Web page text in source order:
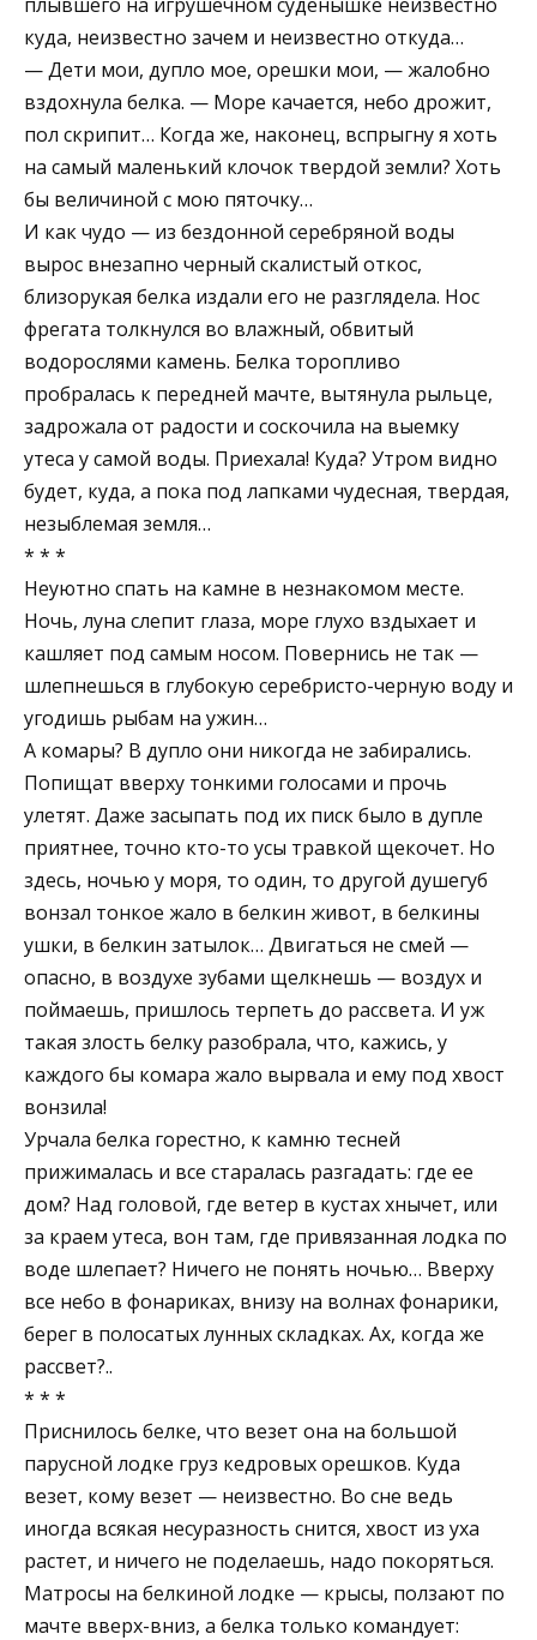
куда, неизвестно зачем и неизвестно откуда…
— Дети мои, дупло мое, орешки мои, — жалобно
вздохнула белка. — Море качается, небо дрожит,
пол скрипит… Когда же, наконец, вспрыгну я хоть
на самый маленький клочок твердой земли? Хоть
бы величиной с мою пяточку…
И как чудо — из бездонной серебряной воды
вырос внезапно черный скалистый откос,
близорукая белка издали его не разглядела. Нос
фрегата толкнулся во влажный, обвитый
водорослями камень. Белка торопливо
пробралась к передней мачте, вытянула рыльце,
задрожала от радости и соскочила на выемку
утеса у самой воды. Приехала! Куда? Утром видно
будет, куда, а пока под лапками чудесная, твердая,
незыблемая земля…
* * *
Неуютно спать на камне в незнакомом месте.
Ночь, луна слепит глаза, море глухо вздыхает и
кашляет под самым носом. Повернись не так —
шлепнешься в глубокую серебристо-черную воду и
угодишь рыбам на ужин…
А комары? В дупло они никогда не забирались.
Попищат вверху тонкими голосами и прочь
улетят. Даже засыпать под их писк было в дупле
приятнее, точно кто-то усы травкой щекочет. Но
здесь, ночью у моря, то один, то другой душегуб
вонзал тонкое жало в белкин живот, в белкины
ушки, в белкин затылок… Двигаться не смей —
опасно, в воздухе зубами щелкнешь — воздух и
поймаешь, пришлось терпеть до рассвета. И уж
такая злость белку разобрала, что, кажись, у
каждого бы комара жало вырвала и ему под хвост
вонзила!
Урчала белка горестно, к камню тесней
прижималась и все старалась разгадать: где ее
дом? Над головой, где ветер в кустах хнычет, или
за краем утеса, вон там, где привязанная лодка по
воде шлепает? Ничего не понять ночью… Вверху
все небо в фонариках, внизу на волнах фонарики,
берег в полосатых лунных складках. Ах, когда же
рассвет?..
* * *
Приснилось белке, что везет она на большой
парусной лодке груз кедровых орешков. Куда
везет, кому везет — неизвестно. Во сне ведь
иногда всякая несуразность снится, хвост из уха
растет, и ничего не поделаешь, надо покоряться.
Матросы на белкиной лодке — крысы, ползают по
мачте вверх-вниз, а белка только командует: